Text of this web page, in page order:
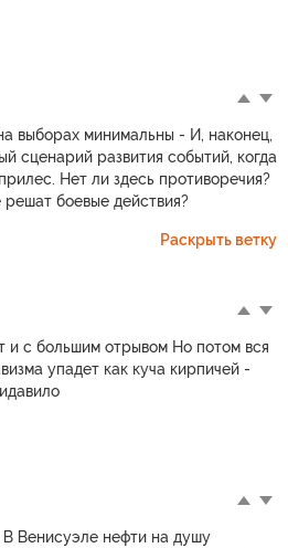
выборах минимальны - И, наконец,
сценарий развития событий, когда
Нет ли здесь противоречия?
боевые действия?
Раскрыть ветку
и с большим отрывом Но потом вся
упадет как куча кирпичей -
Венисуэле нефти на душу